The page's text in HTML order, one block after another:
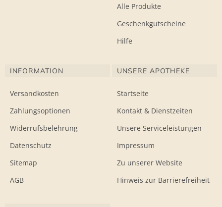
Alle Produkte
Geschenkgutscheine
Hilfe
INFORMATION
Versandkosten
Zahlungsoptionen
Widerrufsbelehrung
Datenschutz
Sitemap
AGB
UNSERE APOTHEKE
Startseite
Kontakt & Dienstzeiten
Unsere Serviceleistungen
Impressum
Zu unserer Website
Hinweis zur Barrierefreiheit